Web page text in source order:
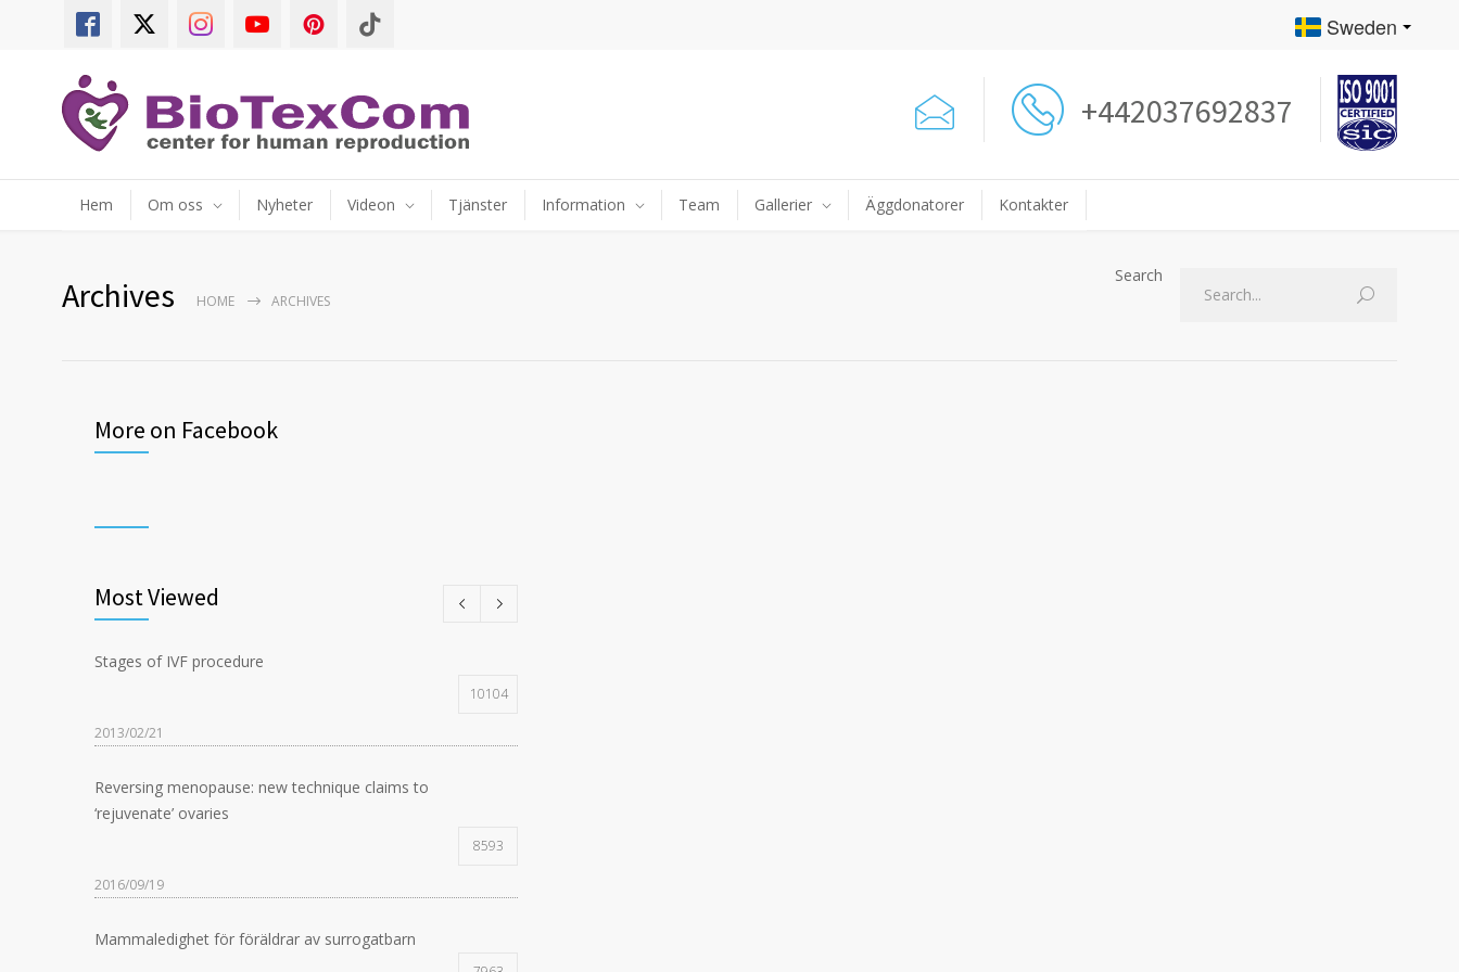
Sweden
+442037692837
Hem Om oss Nyheter Videon Tjänster Information Team Gallerier Äggdonatorer Kontakter
Archives HOME ARCHIVES
Search
More on Facebook
Most Viewed
Stages of IVF procedure
10104
2013/02/21
Reversing menopause: new technique claims to
‘rejuvenate’ ovaries
8593
2016/09/19
Mammaledighet för föräldrar av surrogatbarn